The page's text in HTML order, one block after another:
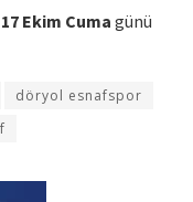
17 Ekim Cuma günü
döryol esnafspor